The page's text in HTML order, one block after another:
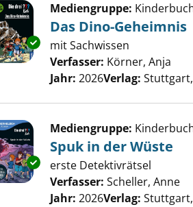
Exemplar-Details von Das
Mediengruppe:
Das Dino-Geheimnis
mit Sachwissen
Verfasser: Körner, Anja
Jahr: 2026Verlag:
Exemplar-Details von Spuk in
Mediengruppe:
Spuk in der Wüste
erste Detektivrätsel
Verfasser: Scheller, Anne
Jahr: 2026Verlag: